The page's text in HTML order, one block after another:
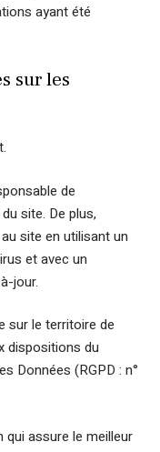
ayant été
sur les
de
site. De plus,
site en utilisant un
et avec un
jour.
sur le territoire de
dispositions du
Données (RGPD : n°
qui assure le meilleur